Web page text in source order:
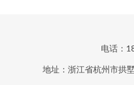
电话：
地址：浙江省杭州市拱